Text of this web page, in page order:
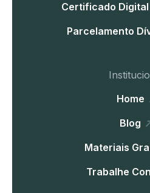
Certificado Digital
Parcelamento
Home
Blog
Materiais
Trabalhe